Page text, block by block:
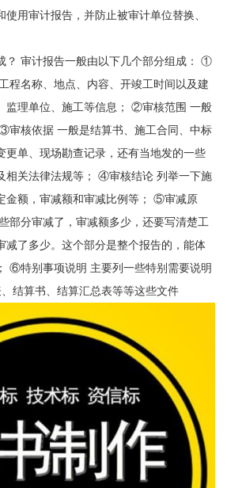
用审计报告，并防止被审计单位替换、
？ 审计报告一般由以下几个部分组成： ①
程名称、地点、内容、开竣工时间以及建
监理单位、施工等信息； ②审核范围 一般
审核依据 一般是结算书、施工合同、中标
更单、现场勘查记录，还有当地发的一些
相关法律法规等； ④审核结论 列举一下施
金额，审减额和审减比例等； ⑤审减原
部分审减了，审减额多少，还要写清楚工
减了多少。这个部分是整个报告的，能体
⑥特别事项说明 主要列一些特别需要说明
结算书、结算汇总表等等这些文件